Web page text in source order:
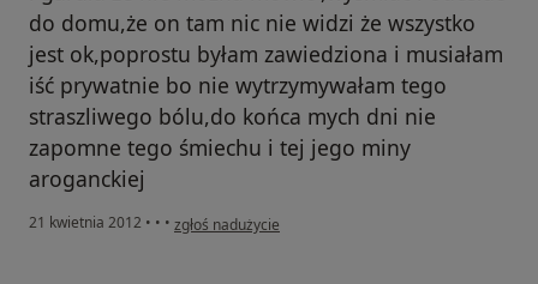
do domu,że on tam nic nie widzi że wszystko
jest ok,poprostu byłam zawiedziona i musiałam
iść prywatnie bo nie wytrzymywałam tego
straszliwego bólu,do końca mych dni nie
zapomne tego śmiechu i tej jego miny
aroganckiej
21 kwietnia 2012 • • • w opinii użytkownika Konto zostało usunięte
zgłoś nadużycie